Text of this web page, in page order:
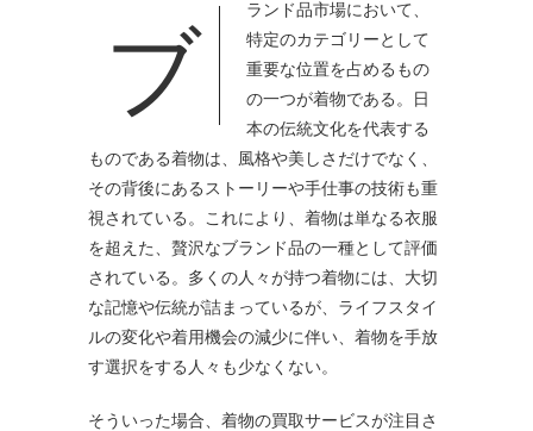
ブランド品市場において、
特定のカテゴリーとして
重要な位置を占めるもの
の一つが着物である。
日
本の伝統文化を代表する
ものである着物は、風格や美しさだけでなく、
その背後にあるストーリーや手仕事の技術も重
視されている。これにより、着物は単なる衣服
を超えた、贅沢なブランド品の一種として評価
されている。多くの人々が持つ着物には、大切
な記憶や伝統が詰まっているが、ライフスタイ
ルの変化や着用機会の減少に伴い、着物を手放
す選択をする人々も少なくない。
そういった場合、着物の買取サービスが注目さ